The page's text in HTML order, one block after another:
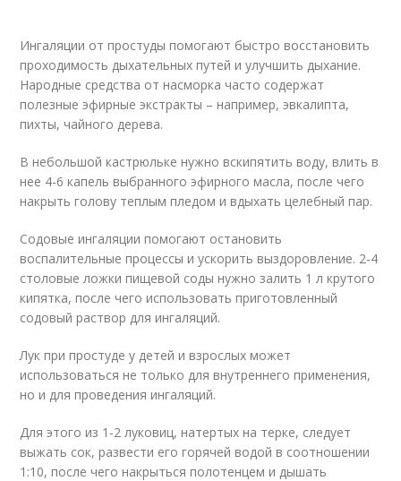
Ингаляции от простуды помогают быстро восстановить
проходимость дыхательных путей и улучшить дыхание.
Народные средства от насморка часто содержат
полезные эфирные экстракты – например, эвкалипта,
пихты, чайного дерева.
В небольшой кастрюльке нужно вскипятить воду, влить в
нее 4-6 капель выбранного эфирного масла, после чего
накрыть голову теплым пледом и вдыхать целебный пар.
Содовые ингаляции помогают остановить
воспалительные процессы и ускорить выздоровление. 2-4
столовые ложки пищевой соды нужно залить 1 л крутого
кипятка, после чего использовать приготовленный
содовый раствор для ингаляций.
Лук при простуде у детей и взрослых может
использоваться не только для внутреннего применения,
но и для проведения ингаляций.
Для этого из 1-2 луковиц, натертых на терке, следует
выжать сок, развести его горячей водой в соотношении
1:10, после чего накрыться полотенцем и дышать